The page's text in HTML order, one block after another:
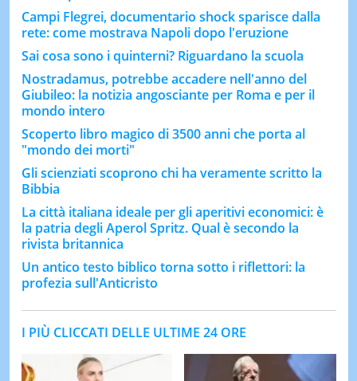
Campi Flegrei, documentario shock sparisce dalla
rete: come mostrava Napoli dopo l'eruzione
Sai cosa sono i quinterni? Riguardano la scuola
Nostradamus, potrebbe accadere nell'anno del
Giubileo: la notizia angosciante per Roma e per il
mondo intero
Scoperto libro magico di 3500 anni che porta al
"mondo dei morti"
Gli scienziati scoprono chi ha veramente scritto la
Bibbia
La città italiana ideale per gli aperitivi economici: è
la patria degli Aperol Spritz. Qual è secondo la
rivista britannica
Un antico testo biblico torna sotto i riflettori: la
profezia sull'Anticristo
I PIÙ CLICCATI DELLE ULTIME 24 ORE